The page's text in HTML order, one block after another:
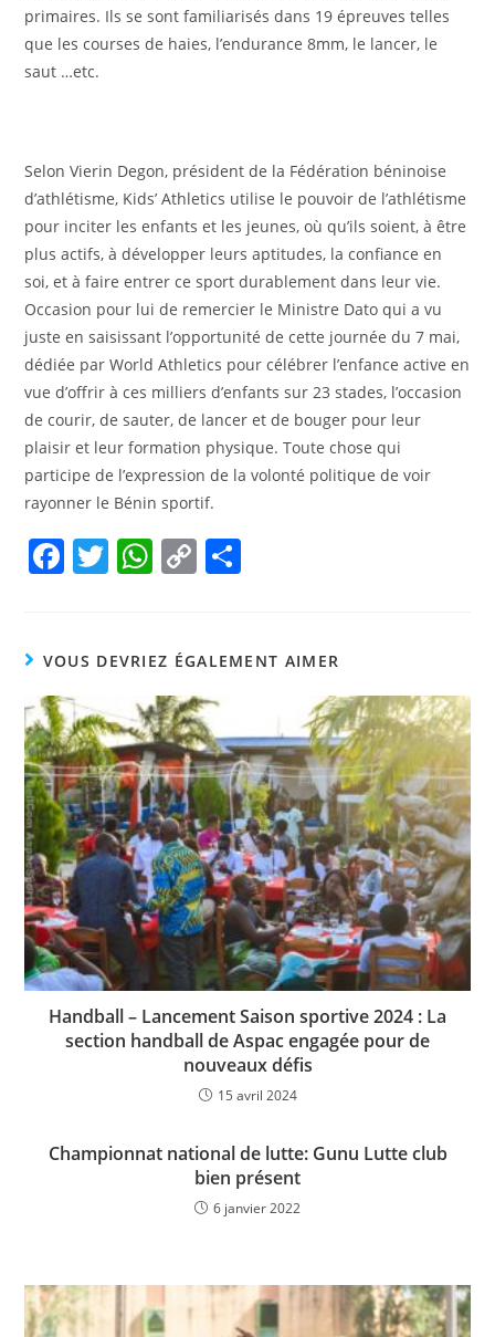
primaires. Ils se sont familiarisés dans 19 épreuves telles
que les courses de haies, l’endurance 8mm, le lancer, le
saut …etc.
Selon Vierin Degon, président de la Fédération béninoise
d’athlétisme, Kids’ Athletics utilise le pouvoir de l’athlétisme
pour inciter les enfants et les jeunes, où qu’ils soient, à être
plus actifs, à développer leurs aptitudes, la confiance en
soi, et à faire entrer ce sport durablement dans leur vie.
Occasion pour lui de remercier le Ministre Dato qui a vu
juste en saisissant l’opportunité de cette journée du 7 mai,
dédiée par World Athletics pour célébrer l’enfance active en
vue d’offrir à ces milliers d’enfants sur 23 stades, l’occasion
de courir, de sauter, de lancer et de bouger pour leur
plaisir et leur formation physique. Toute chose qui
participe de l’expression de la volonté politique de voir
rayonner le Bénin sportif.
F
e
b
o
o
k
T
er
W
s
A
p
p
C
y
Li
n
k
g
VOUS DEVRIEZ ÉGALEMENT AIMER
Handball – Lancement Saison sportive 2024 : La
section handball de Aspac engagée pour de
nouveaux défis
15 avril 2024
Championnat national de lutte: Gunu Lutte club
bien présent
6 janvier 2022